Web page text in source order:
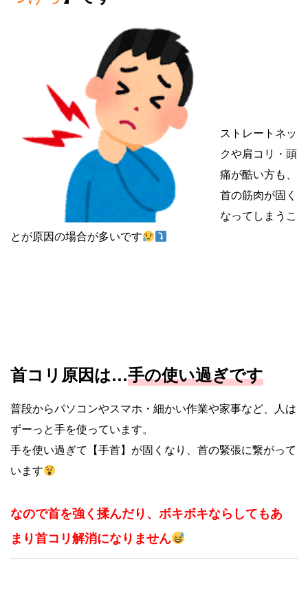
ストレートネッ
クや肩コリ・頭
痛が酷い方も、
首の筋肉が固く
なってしまうこ
とが原因の場合が多いです
首コリ原因は…手の使い過ぎです
普段からパソコンやスマホ・細かい作業や家事など、人は
ずーっと手を使っています。
手を使い過ぎて【手首】が固くなり、首の緊張に繋がって
います
なので首を強く揉んだり、ボキボキならしてもあ
まり首コリ解消になりません